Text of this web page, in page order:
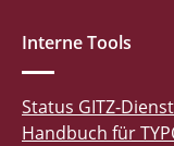
Interne Tools
Status GITZ-
Handbuch für